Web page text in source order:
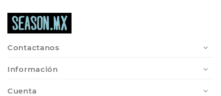
Contactanos
Información
Cuenta